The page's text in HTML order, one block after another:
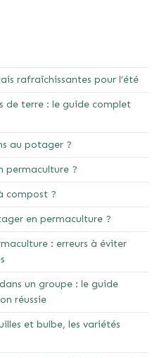
rafraîchissantes pour l’été
de terre : le guide complet
au potager ?
permaculture ?
compost ?
en permaculture ?
: erreurs à éviter
un groupe : le guide
réussie
et bulbe, les variétés